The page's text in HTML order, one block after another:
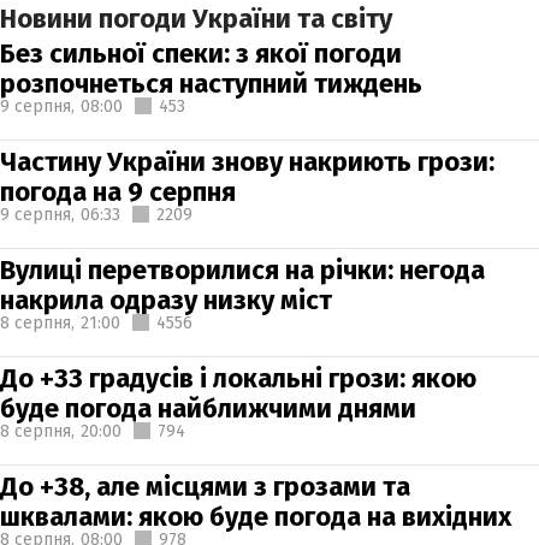
Новини погоди України та світу
Без сильної спеки: з якої погоди
розпочнеться наступний тиждень
9 серпня, 08:00 453
Частину України знову накриють грози:
погода на 9 серпня
9 серпня, 06:33 2209
Вулиці перетворилися на річки: негода
накрила одразу низку міст
8 серпня, 21:00 4556
До +33 градусів і локальні грози: якою
буде погода найближчими днями
8 серпня, 20:00 794
До +38, але місцями з грозами та
шквалами: якою буде погода на вихідних
8 серпня, 08:00 978